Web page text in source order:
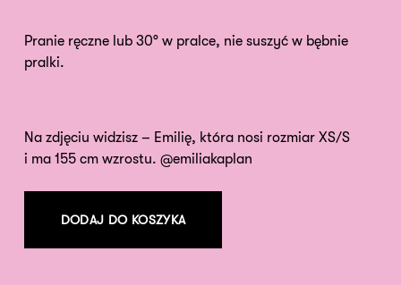
Pranie ręczne lub 30° w pralce, nie suszyć w bębnie
pralki.
Na zdjęciu widzisz – Emilię, która nosi rozmiar XS/S
i ma 155 cm wzrostu. @emiliakaplan
DODAJ DO KOSZYKA